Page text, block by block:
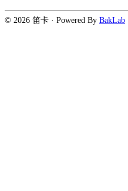
© 2026 笛卡 · Powered By BakLab